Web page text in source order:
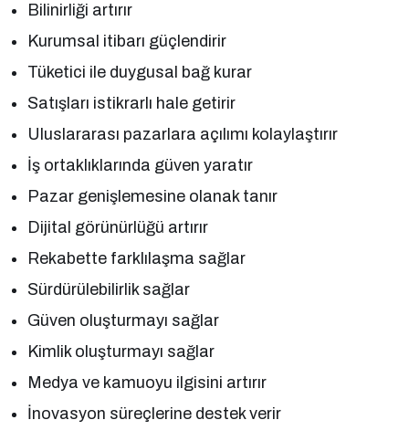
Bilinirliği artırır
Kurumsal itibarı güçlendirir
Tüketici ile duygusal bağ kurar
Satışları istikrarlı hale getirir
Uluslararası pazarlara açılımı kolaylaştırır
İş ortaklıklarında güven yaratır
Pazar genişlemesine olanak tanır
Dijital görünürlüğü artırır
Rekabette farklılaşma sağlar
Sürdürülebilirlik sağlar
Güven oluşturmayı sağlar
Kimlik oluşturmayı sağlar
Medya ve kamuoyu ilgisini artırır
İnovasyon süreçlerine destek verir